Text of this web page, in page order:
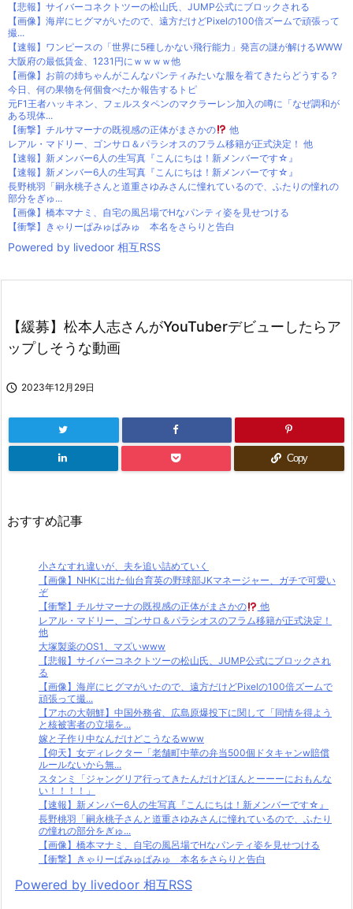
【悲報】サイバーコネクトツーの松山氏、JUMP公式にブロックされる
【画像】海岸にヒグマがいたので、遠方だけどPixelの100倍ズームで頑張って
撮...
【速報】ワンピースの「世界に5種しかない飛行能力」発言の謎が解けるWWW
大阪府の最低賃金、1231円にｗｗｗｗ他
【画像】お前の姉ちゃんがこんなパンティみたいな服を着てきたらどうする？
今日、何の果物を何個食べたか報告するトピ
元F1王者ハッキネン、フェルスタペンのマクラーレン加入の噂に「なぜ調和が
ある現体...
【衝撃】チルサマーナの既視感の正体がまさかの
他
レアル・マドリー、ゴンサロ＆パラシオスのフラム移籍が正式決定！ 他
【速報】新メンバー6人の生写真『こんにちは！新メンバーです☆』
【速報】新メンバー6人の生写真『こんにちは！新メンバーです☆』
長野桃羽「嗣永桃子さんと道重さゆみさんに憧れているので、ふたりの憧れの
部分をぎゅ...
【画像】橋本マナミ、自宅の風呂場でHなパンティ姿を見せつける
【衝撃】きゃりーぱみゅぱみゅ 本名をさらりと告白
Powered by livedoor 相互RSS
【緩募】松本人志さんがYouTuberデビューしたらア
ップしそうな動画
 2023年12月29日
Copy
おすすめ記事
小さなすれ違いが、夫を追い詰めていく
【画像】NHKに出た仙台育英の野球部JKマネージャー、ガチで可愛い
ぞ
【衝撃】チルサマーナの既視感の正体がまさかの
他
レアル・マドリー、ゴンサロ＆パラシオスのフラム移籍が正式決定！
他
大塚製薬のOS1、マズいwww
【悲報】サイバーコネクトツーの松山氏、JUMP公式にブロックされ
る
【画像】海岸にヒグマがいたので、遠方だけどPixelの100倍ズームで
頑張って撮...
【アホの大朝鮮】中国外務省、広島原爆投下に関して「同情を得よう
と核被害者の立場を...
嫁と子作り中なんだけどこうなるwww
【仰天】女ディレクター「老舗町中華の弁当500個ドタキャンw賠償
ルールないから無...
スタンミ「ジャングリア行ってきたんだけどほんとーーーにおもんな
い！！！！」
【速報】新メンバー6人の生写真『こんにちは！新メンバーです☆』
長野桃羽「嗣永桃子さんと道重さゆみさんに憧れているので、ふたり
の憧れの部分をぎゅ...
【画像】橋本マナミ、自宅の風呂場でHなパンティ姿を見せつける
【衝撃】きゃりーぱみゅぱみゅ 本名をさらりと告白
Powered by livedoor 相互RSS